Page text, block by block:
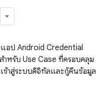
อป Android Credential
หรับ Use Case ที่ครอบคลุม
ข้าสู่ระบบดิจิทัลและกู้คืนข้อมูล